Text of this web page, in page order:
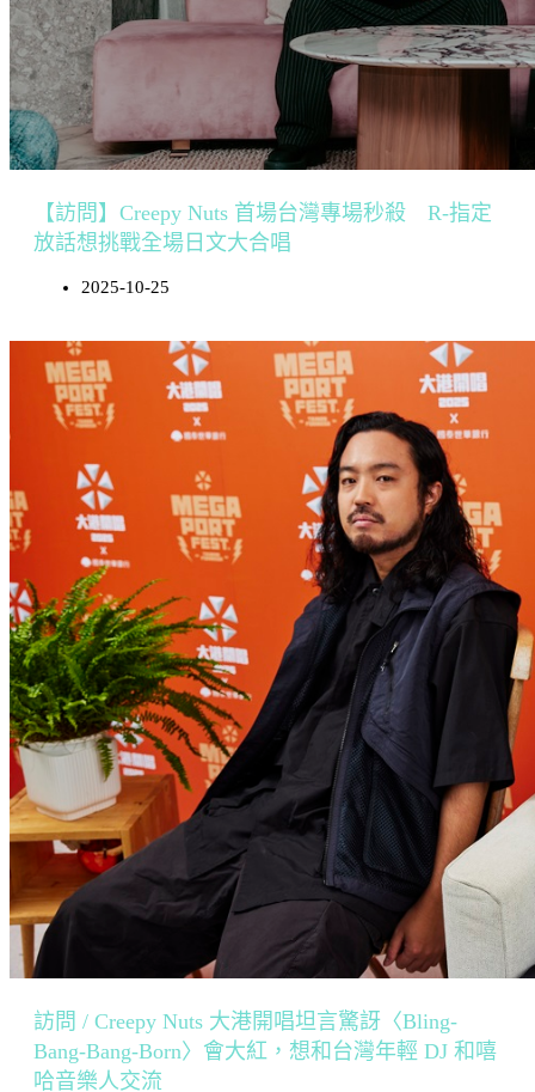
【訪問】Creepy Nuts 首場台灣專場秒殺 R-指定
放話想挑戰全場日文大合唱
2025-10-25
訪問 / Creepy Nuts 大港開唱坦言驚訝〈Bling-
Bang-Bang-Born〉會大紅，想和台灣年輕 DJ 和嘻
哈音樂人交流